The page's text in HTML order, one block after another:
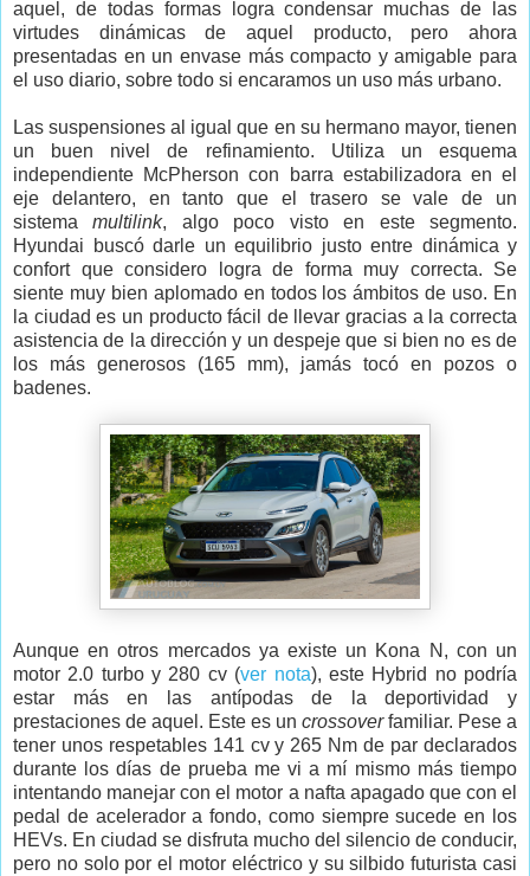
aquel, de todas formas logra condensar muchas de las
virtudes dinámicas de aquel producto, pero ahora
presentadas en un envase más compacto y amigable para
el uso diario, sobre todo si encaramos un uso más urbano.
Las suspensiones al igual que en su hermano mayor, tienen
un buen nivel de refinamiento. Utiliza un esquema
independiente McPherson con barra estabilizadora en el
eje delantero, en tanto que el trasero se vale de un
sistemamultilink, algo poco visto en este segmento.
Hyundai buscó darle un equilibrio justo entre dinámica y
confort que considero logra de forma muy correcta. Se
siente muy bien aplomado en todos los ámbitos de uso. En
la ciudad es un producto fácil de llevar gracias a la correcta
asistencia de la dirección y un despeje que si bien no es de
los más generosos (165 mm), jamás tocó en pozos o
badenes.
Aunque en otros mercados ya existe un Kona N, con un
motor 2.0 turbo y 280 cv (ver nota), este Hybrid no podría
estar más en las antípodas de la deportividad y
prestaciones de aquel. Este es un crossoverfamiliar. Pese a
tener unos respetables 141 cv y 265 Nm de par declarados
durante los días de prueba me vi a mí mismo más tiempo
intentando manejar con el motor a nafta apagado que con el
pedal de acelerador a fondo, como siempre sucede en los
HEVs. En ciudad se disfruta mucho del silencio de conducir,
pero no solo por el motor eléctrico y su silbido futurista casi